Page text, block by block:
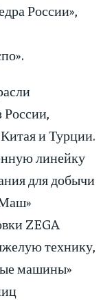
России»,
России,
и Турции.
линейку
для добычи
ZEGA
технику,
машины»